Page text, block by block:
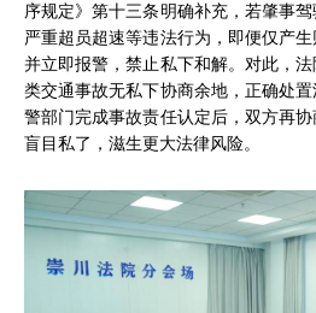
序规定》第十三条明确补充，若肇事驾
严重超员超速等违法行为，即便仅产
并立即报警，禁止私下和解。对此，
类交通事故无私下协商余地，正确处
警部门完成事故责任认定后，双方再
盲目私了，滋生更大法律风险。